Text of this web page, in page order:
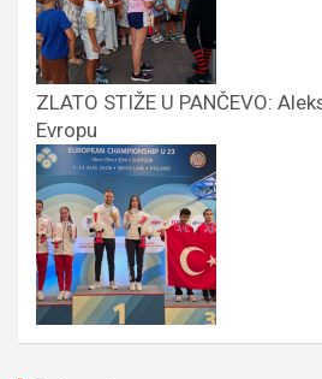
ZLATO STIŽE U PANČEVO:
Evropu